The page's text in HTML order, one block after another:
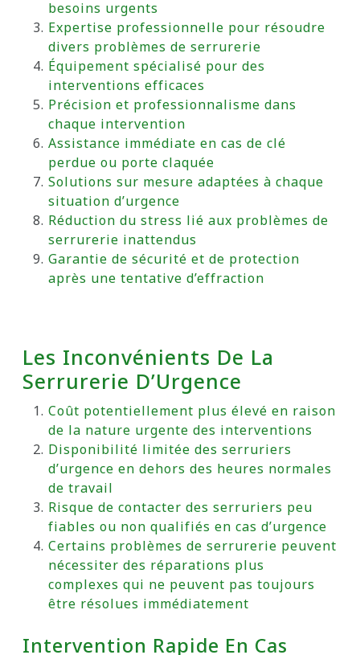
besoins urgents
Expertise professionnelle pour résoudre
divers problèmes de serrurerie
Équipement spécialisé pour des
interventions efficaces
Précision et professionnalisme dans
chaque intervention
Assistance immédiate en cas de clé
perdue ou porte claquée
Solutions sur mesure adaptées à chaque
situation d’urgence
Réduction du stress lié aux problèmes de
serrurerie inattendus
Garantie de sécurité et de protection
après une tentative d’effraction
Les Inconvénients De La
Serrurerie D’Urgence
Coût potentiellement plus élevé en raison
de la nature urgente des interventions
Disponibilité limitée des serruriers
d’urgence en dehors des heures normales
de travail
Risque de contacter des serruriers peu
fiables ou non qualifiés en cas d’urgence
Certains problèmes de serrurerie peuvent
nécessiter des réparations plus
complexes qui ne peuvent pas toujours
être résolues immédiatement
Intervention Rapide En Cas